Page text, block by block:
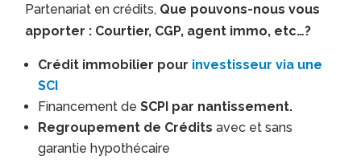
Partenariat en crédits, Que pouvons-nous vous
apporter : Courtier, CGP, agent immo, etc…?
Crédit immobilier pour investisseur via une
SCI
Financement deSCPI par nantissement.
Regroupement de Créditsavec et sans
garantie hypothécaire